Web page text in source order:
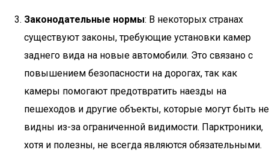
Законодательные нормы: В некоторых странах
существуют законы, требующие установки камер
заднего вида на новые автомобили. Это связано с
повышением безопасности на дорогах, так как
камеры помогают предотвратить наезды на
пешеходов и другие объекты, которые могут быть не
видны из-за ограниченной видимости. Парктроники,
хотя и полезны, не всегда являются обязательными.